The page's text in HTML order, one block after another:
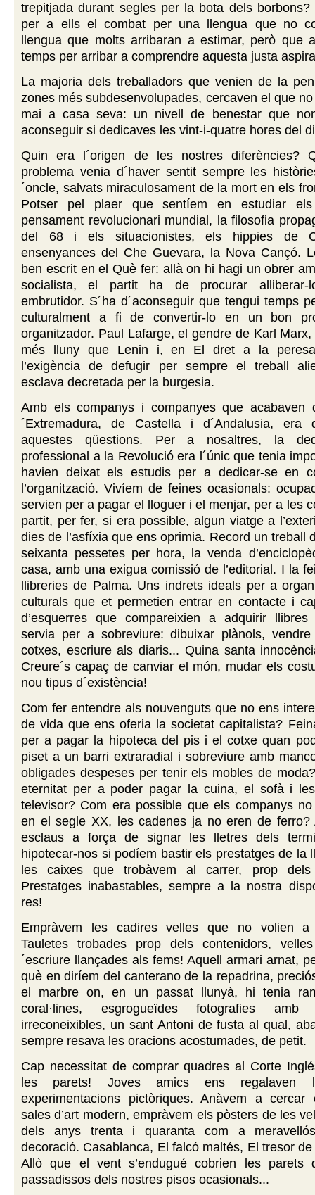
trepitjada durant segles per la bota dels
per a ells el combat per una llengua que no
llengua que molts arribaran a estimar, però que
temps per arribar a comprendre aquesta justa
La majoria dels treballadors que venien de la
zones més subdesenvolupades, cercaven el que
mai a casa seva: un nivell de benestar que
aconseguir si dedicaves les vint-i-quatre hores del
Quin era l´origen de les nostres diferències?
problema venia d´haver sentit sempre les
´oncle, salvats miraculosament de la mort en els
Potser pel plaer que sentíem en estudiar
pensament revolucionari mundial, la filosofia
del 68 i els situacionistes, els hippies de
ensenyances del Che Guevara, la Nova Cançó.
ben escrit en el Què fer: allà on hi hagi un obrer
socialista, el partit ha de procurar alliberar-
embrutidor. S´ha d´aconseguir que tengui temps
culturalment a fi de convertir-lo en un bon
organitzador. Paul Lafarge, el gendre de Karl
més lluny que Lenin i, en El dret a la
l’exigència de defugir per sempre el treball
esclava decretada per la burgesia.
Amb els companys i companyes que acabaven
´Extremadura, de Castella i d´Andalusia, era
aquestes qüestions. Per a nosaltres, la
professional a la Revolució era l´únic que tenia
havien deixat els estudis per a dedicar-se en
l’organització. Vivíem de feines ocasionals:
servien per a pagar el lloguer i el menjar, per a les
partit, per fer, si era possible, algun viatge a
dies de l’asfíxia que ens oprimia. Record un treball
seixanta pessetes per hora, la venda
casa, amb una exigua comissió de l’editorial. I la
llibreries de Palma. Uns indrets ideals per a
culturals que et permetien entrar en contacte i
d’esquerres que compareixien a adquirir llibres
servia per a sobreviure: dibuixar plànols,
cotxes, escriure als diaris... Quina santa
Creure´s capaç de canviar el món, mudar els
nou tipus d´existència!
Com fer entendre als nouvenguts que no ens
de vida que ens oferia la societat capitalista?
per a pagar la hipoteca del pis i el cotxe quan
piset a un barri extraradial i sobreviure amb
obligades despeses per tenir els mobles de
eternitat per a poder pagar la cuina, el sofà i
televisor? Com era possible que els companys
en el segle XX, les cadenes ja no eren de ferro?
esclaus a força de signar les lletres dels
hipotecar-nos si podíem bastir els prestatges de la
les caixes que trobàvem al carrer, prop dels
Prestatges inabastables, sempre a la nostra
res!
Empràvem les cadires velles que no volien a
Tauletes trobades prop dels contenidors,
´escriure llançades als fems! Aquell armari arnat,
què en diríem del canterano de la repadrina,
el marbre on, en un passat llunyà, hi tenia
coral·lines, esgrogueïdes fotografies
irreconeixibles, un sant Antoni de fusta al qual,
sempre resava les oracions acostumades, de petit.
Cap necessitat de comprar quadres al Corte
les parets! Joves amics ens regalaven
experimentacions pictòriques. Anàvem a
sales d’art modern, empràvem els pòsters de les
dels anys trenta i quaranta com a
decoració. Casablanca, El falcó maltés, El tresor
Allò que el vent s’endugué cobrien les parets
passadissos dels nostres pisos ocasionals...